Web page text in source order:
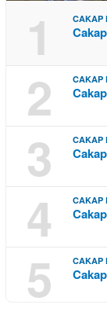
1 CAKAP
2 CAKAP
3 CAKAP
4 CAKAP
5 CAKAP